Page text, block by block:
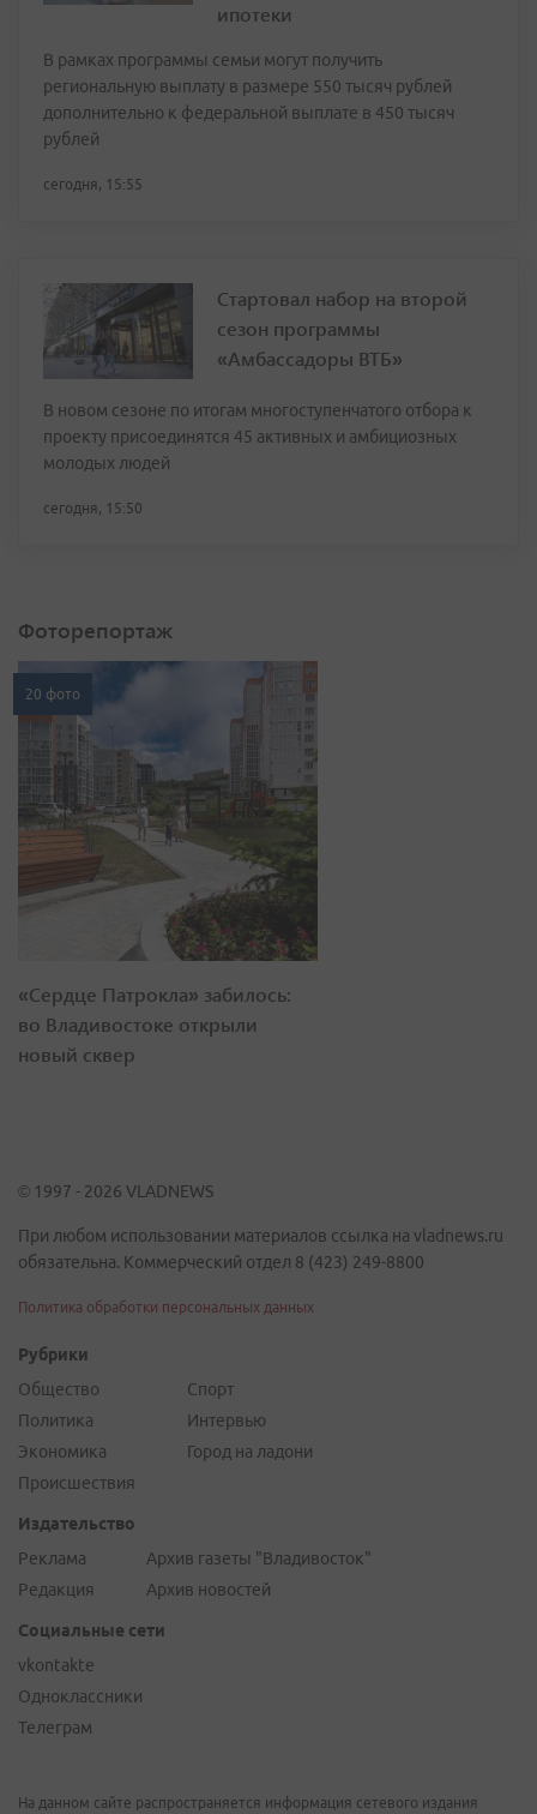
ипотеки
В рамках программы семьи могут получить
региональную выплату в размере 550 тысяч рублей
дополнительно к федеральной выплате в 450 тысяч
рублей
сегодня, 15:55
Стартовал набор на второй
сезон программы
«Амбассадоры ВТБ»
В новом сезоне по итогам многоступенчатого отбора к
проекту присоединятся 45 активных и амбициозных
молодых людей
сегодня, 15:50
Фоторепортаж
20 фото
«Сердце Патрокла» забилось:
во Владивостоке открыли
новый сквер
© 1997 - 2026 VLADNEWS
При любом использовании материалов ссылка на vladnews.ru
обязательна. Коммерческий отдел 8 (423) 249-8800
Политика обработки персональных данных
Рубрики
Общество
Политика
Экономика
Происшествия
Спорт
Интервью
Город на ладони
Издательство
Реклама
Редакция
Архив газеты "Владивосток"
Архив новостей
Социальные сети
vkontakte
Одноклассники
Телеграм
На данном сайте распространяется информация сетевого издания